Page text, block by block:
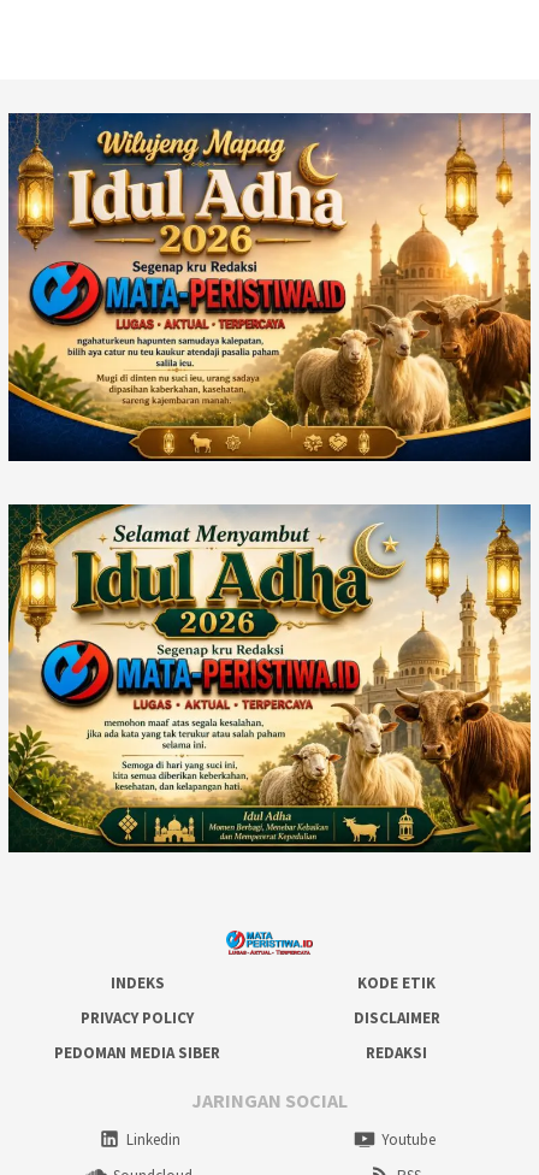
INDEKS
KODE ETIK
PRIVACY POLICY
DISCLAIMER
PEDOMAN MEDIA SIBER
REDAKSI
JARINGAN SOCIAL
Linkedin
Youtube